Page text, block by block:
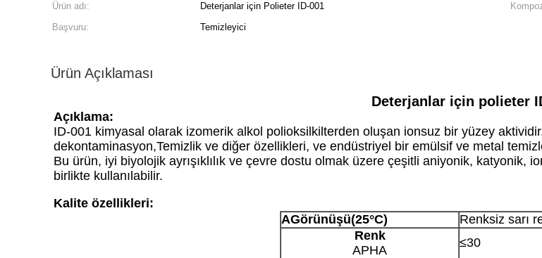
Ürün adı: Deterjanlar için Polieter ID-001
Başvuru:
Temizleyici
Ürün Açıklaması
Deterjanlar için polieter
Açıklama:
ID-001 kimyasal olarak izomerik alkol polioksilkilterden oluşan ionsuz bir yüzey
dekontaminasyon,Temizlik ve diğer özellikleri, ve endüstriyel bir emülsif ve metal
Bu ürün, iyi biyolojik ayrışıklılık ve çevre dostu olmak üzere çeşitli aniyonik, katyonik,
birlikte kullanılabilir.
Kalite özellikleri:
AGörünüşü(25°C)
Renksiz sarı
Renk
APHA
≤30